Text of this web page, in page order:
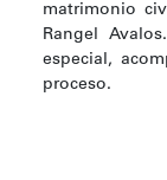
matrimonio
Rangel
especial,
proceso.